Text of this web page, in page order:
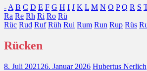
- A B C D E F G H I J K L M N O P Q R S
Ra Re Rh Ri Ro Rü
Rüc Rud Ruf Rüh Rui Rum Run Rup Rüs
Rücken
8. Juli 2021 26. Januar 2026 Hubertus Nerlich